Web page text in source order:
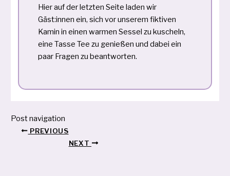
Hier auf der letzten Seite laden wir
Gäst:innen ein, sich vor unserem fiktiven
Kamin in einen warmen Sessel zu kuscheln,
eine Tasse Tee zu genießen und dabei ein
paar Fragen zu beantworten.
Post navigation
PREVIOUS
NEXT